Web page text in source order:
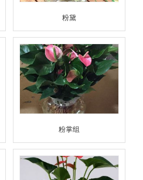
粉黛
粉掌组